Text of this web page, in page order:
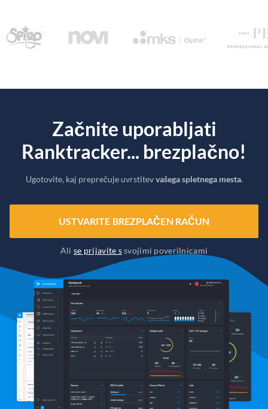
Začnite uporabljati
Ranktracker... brezplačno!
Ugotovite, kaj preprečuje uvrstitevvašega spletnega mesta.
USTVARITE BREZPLAČEN RAČUN
Alise prijavite ssvojimi poverilnicami